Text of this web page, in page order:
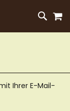
DIREKT
ZUM
INHALT
Ihrer E-Mail-